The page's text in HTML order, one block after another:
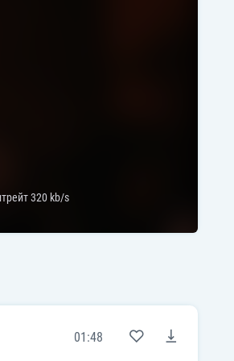
320 kb/s
01:48